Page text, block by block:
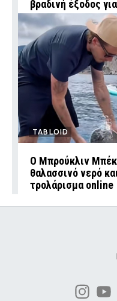
βραδινή έξοδος
TABLOID
Ο Μπρούκλιν
θαλασσινό νερό
τρολάρισμα online